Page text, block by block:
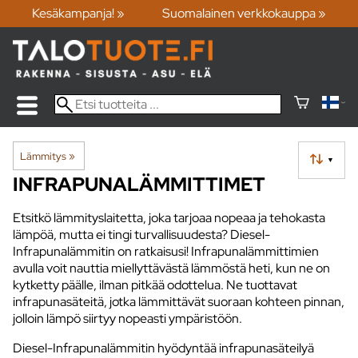
Kesäkampanja! » Suomalainen verkkokauppa »
Lämmitys‪» ▼
INFRAPUNALÄMMITTIMET
Etsitkö lämmityslaitetta, joka tarjoaa nopeaa ja tehokasta
lämpöä, mutta ei tingi turvallisuudesta? Diesel-
Infrapunalämmitin on ratkaisusi! Infrapunalämmittimien
avulla voit nauttia miellyttävästä lämmöstä heti, kun ne on
kytketty päälle, ilman pitkää odottelua. Ne tuottavat
infrapunasäteitä, jotka lämmittävät suoraan kohteen pinnan,
jolloin lämpö siirtyy nopeasti ympäristöön.
Diesel-Infrapunalämmitin hyödyntää infrapunasäteilyä